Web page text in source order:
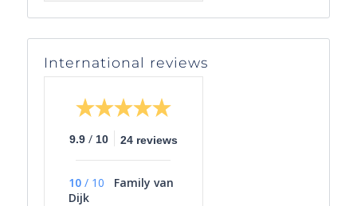
International reviews
9.9 / 10 24 reviews
10 / 10
Family van
Dijk